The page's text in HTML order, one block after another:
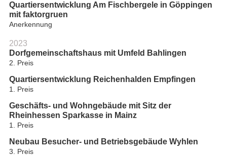
Quartiersentwicklung Am Fischbergele in Göppingen
mit faktorgruen
Anerkennung
2023
Dorfgemeinschaftshaus mit Umfeld Bahlingen
2. Preis
Quartiersentwicklung Reichenhalden Empfingen
1. Preis
Geschäfts- und Wohngebäude mit Sitz der
Rheinhessen Sparkasse in Mainz
1. Preis
Neubau Besucher- und Betriebsgebäude Wyhlen
3. Preis